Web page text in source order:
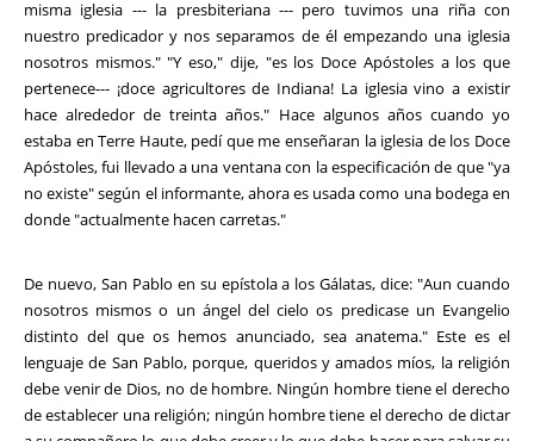
misma iglesia --- la presbiteriana --- pero tuvimos una riña con
nuestro predicador y nos separamos de él empezando una iglesia
nosotros mismos." "Y eso," dije, "es los Doce Apóstoles a los que
pertenece--- ¡doce agricultores de Indiana! La iglesia vino a existir
hace alrededor de treinta años." Hace algunos años cuando yo
estaba en Terre Haute, pedí que me enseñaran la iglesia de los Doce
Apóstoles, fui llevado a una ventana con la especificación de que "ya
no existe" según el informante, ahora es usada como una bodega en
donde "actualmente hacen carretas."
De nuevo, San Pablo en su epístola a los Gálatas, dice: "Aun cuando
nosotros mismos o un ángel del cielo os predicase un Evangelio
distinto del que os hemos anunciado, sea anatema." Este es el
lenguaje de San Pablo, porque, queridos y amados míos, la religión
debe venir de Dios, no de hombre. Ningún hombre tiene el derecho
de establecer una religión; ningún hombre tiene el derecho de dictar